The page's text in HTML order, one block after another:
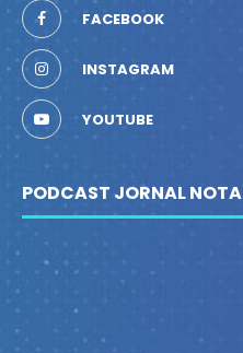
FACEBOOK
INSTAGRAM
YOUTUBE
PODCAST JORNAL NOTA